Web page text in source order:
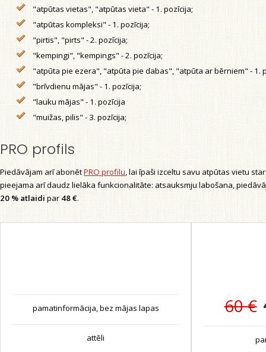
"atpūtas vietas", "atpūtas vieta" - 1. pozīcija;
"atpūtas kompleksi" - 1. pozīcija;
"pirtis", "pirts" - 2. pozīcija;
"kempingi", "kempings" - 2. pozīcija;
"atpūta pie ezera", "atpūta pie dabas", "atpūta ar bērniem" - 1.
"brīvdienu mājas" - 1. pozīcija;
"lauku mājas" - 1. pozīcija
"muižas, pilis" - 3. pozīcija;
PRO profils
Piedāvājam arī abonētPRO profilu, lai īpaši izceltu savu atpūtas vietu
pieejama arī daudz lielāka funkcionalitāte: atsauksmju labošana,
20 % atlaidi par 48 €.
pamatinformācija, bez mājas lapas
attēli
60 €